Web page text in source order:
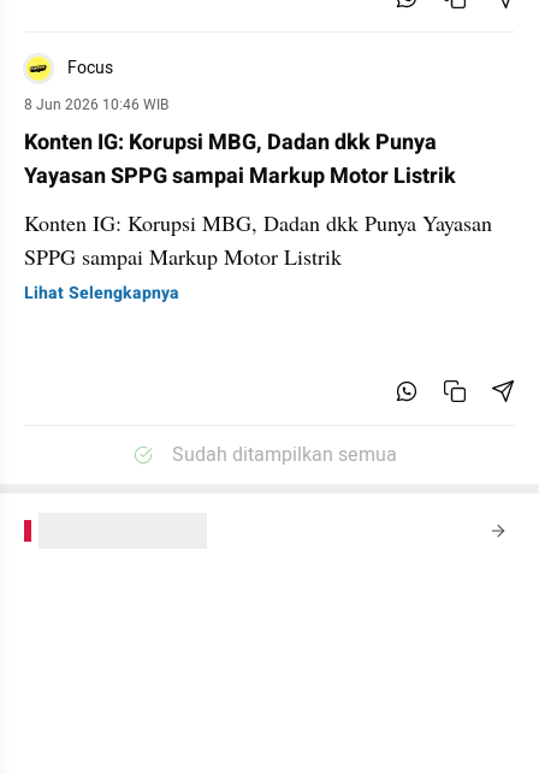
Focus
8 Jun 2026 10:46 WIB
Konten IG: Korupsi MBG, Dadan dkk Punya
Yayasan SPPG sampai Markup Motor Listrik
Konten IG: Korupsi MBG, Dadan dkk Punya Yayasan
SPPG sampai Markup Motor Listrik
Lihat Selengkapnya
Sudah ditampilkan semua